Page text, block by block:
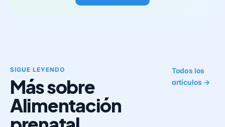
SIGUE LEYENDO
Más sobre
Alimentación
Todos los
artículos →